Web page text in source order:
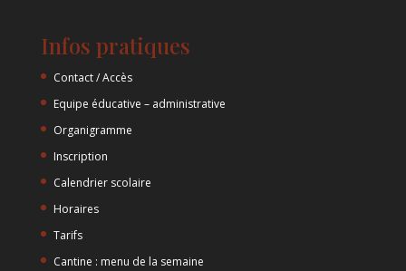
Infos pratiques
Contact / Accès
Equipe éducative – administrative
Organigramme
Inscription
Calendrier scolaire
Horaires
Tarifs
Cantine : menu de la semaine